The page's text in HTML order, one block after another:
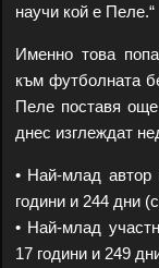
научи кой е Пеле.“
Именно това
към футболната
Пеле поставя още
днес изглеждат
• Най-млад автор
години и 244 дни
• Най-млад
17 години и 249